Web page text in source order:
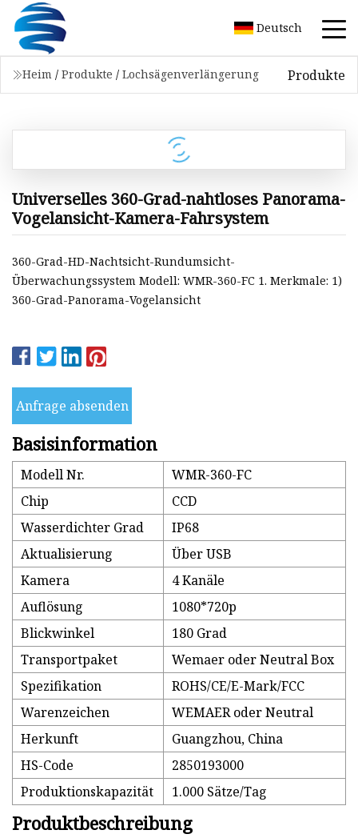
Deutsch
Heim / Produkte / Lochsägenverlängerung Produkte
Universelles 360-Grad-nahtloses Panorama-
Vogelansicht-Kamera-Fahrsystem
360-Grad-HD-Nachtsicht-Rundumsicht-
Überwachungssystem Modell: WMR-360-FC 1. Merkmale: 1)
360-Grad-Panorama-Vogelansicht
Anfrage absenden
Basisinformation
Modell Nr.
WMR-360-FC
Chip
CCD
Wasserdichter Grad
IP68
Aktualisierung
Über USB
Kamera
4 Kanäle
Auflösung
1080*720p
Blickwinkel
180 Grad
Transportpaket
Wemaer oder Neutral Box
Spezifikation
ROHS/CE/E-Mark/FCC
Warenzeichen
WEMAER oder Neutral
Herkunft
Guangzhou, China
HS-Code
2850193000
Produktionskapazität
1.000 Sätze/Tag
Produktbeschreibung